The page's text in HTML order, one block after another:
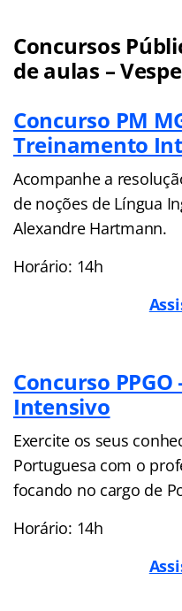
Concursos
de aulas –
Concurso PM
Treinamento
Acompanhe a
de noções de Língua
Alexandre Hartmann.
Horário: 14h
Concurso
Intensivo
Exercite os seus
Portuguesa com o
focando no cargo de
Horário: 14h